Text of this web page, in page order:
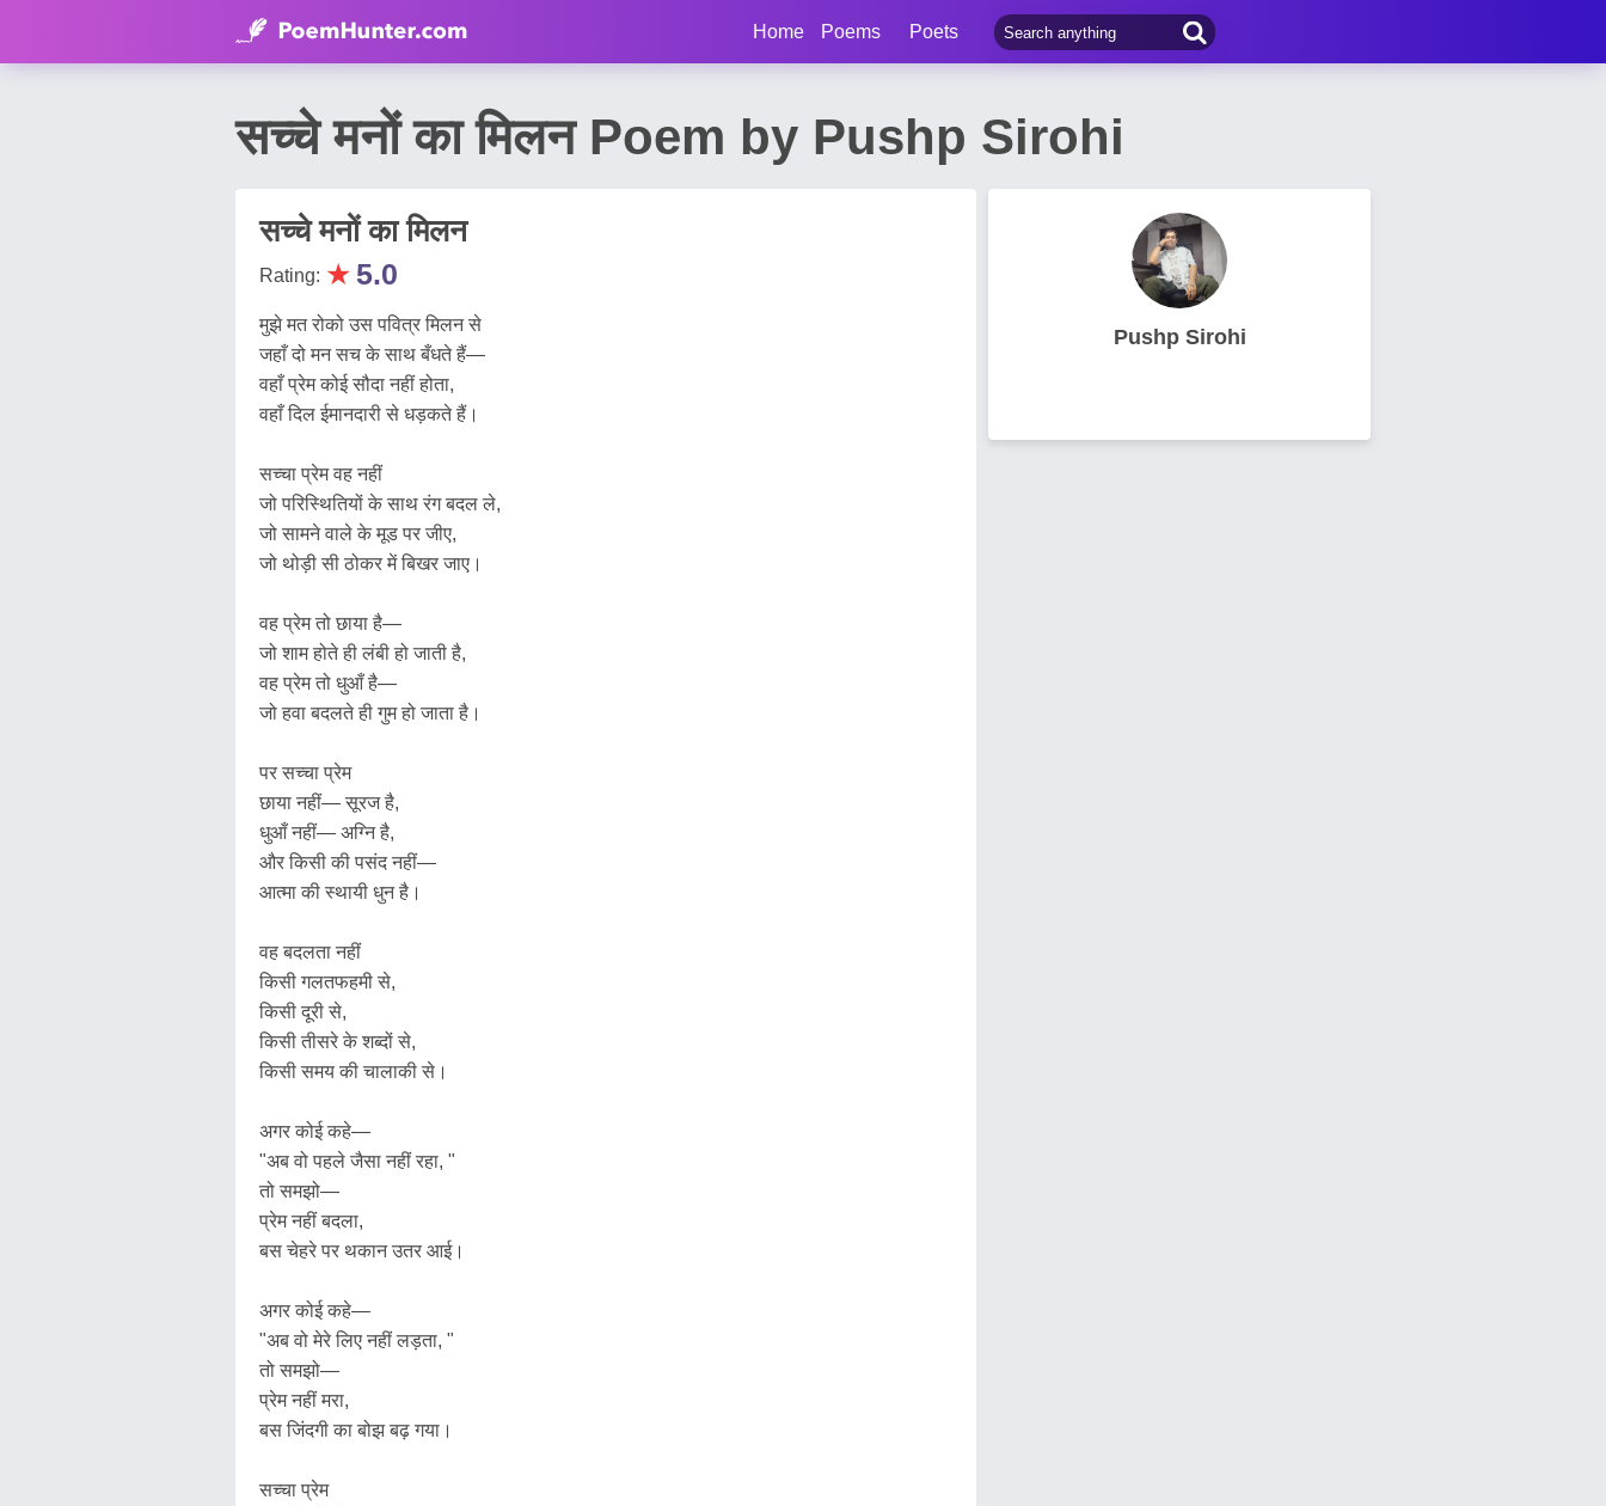
Home Poems Poets
सच्चे मनों का मिलन Poem by Pushp Sirohi
सच्चे मनों का मिलन
Rating: ★ 5.0
मुझे मत रोको उस पवित्र मिलन से
जहाँ दो मन सच के साथ बँधते हैं—
वहाँ प्रेम कोई सौदा नहीं होता,
वहाँ दिल ईमानदारी से धड़कते हैं।
सच्चा प्रेम वह नहीं
जो परिस्थितियों के साथ रंग बदल ले,
जो सामने वाले के मूड पर जीए,
जो थोड़ी सी ठोकर में बिखर जाए।
वह प्रेम तो छाया है—
जो शाम होते ही लंबी हो जाती है,
वह प्रेम तो धुआँ है—
जो हवा बदलते ही गुम हो जाता है।
पर सच्चा प्रेम
छाया नहीं— सूरज है,
धुआँ नहीं— अग्नि है,
और किसी की पसंद नहीं—
आत्मा की स्थायी धुन है।
वह बदलता नहीं
किसी गलतफहमी से,
किसी दूरी से,
किसी तीसरे के शब्दों से,
किसी समय की चालाकी से।
अगर कोई कहे—
"अब वो पहले जैसा नहीं रहा, "
तो समझो—
प्रेम नहीं बदला,
बस चेहरे पर थकान उतर आई।
अगर कोई कहे—
"अब वो मेरे लिए नहीं लड़ता, "
तो समझो—
प्रेम नहीं मरा,
बस जिंदगी का बोझ बढ़ गया।
सच्चा प्रेम
Pushp Sirohi